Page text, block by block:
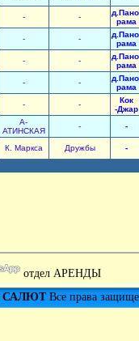
- -
рама
- -
рама
- -
рама
- -
рама
- -
Кок
-Джар
А-
АТИНСКАЯ
- -
К. Маркса Дружбы -
отдел АРЕНДЫ
САЛЮТВсе права